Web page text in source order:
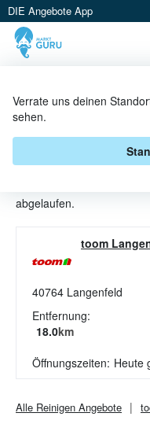
DIE Angebote App
Verrate uns deinen
sehen.
REINIGEN
AKTIONEN
abgelaufen.
toom
40764 Langenfeld
Entfernung:
18.0km
Öffnungszeiten: Heute
Alle Reinigen Angebote